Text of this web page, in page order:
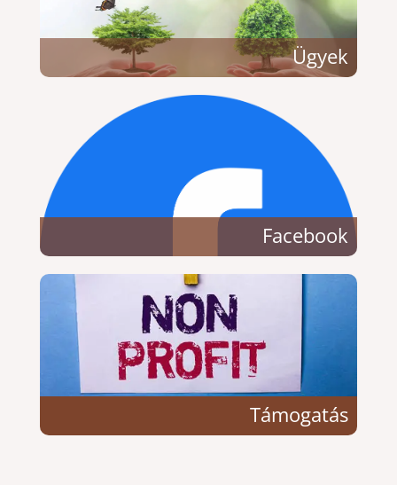
Ügyek
Facebook
Támogatás